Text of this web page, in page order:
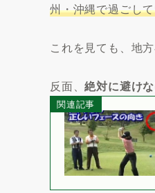
州・沖縄で過ごし
これを見ても、地
反面、絶対に避け
関連記事